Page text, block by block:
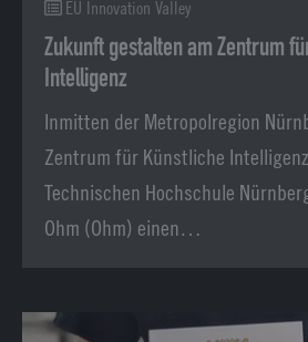
EU Innovation Valley
Zukunft gestalten am Zentrum
Intelligenz
Inmitten der Metropolregion
Zentrum für Künstliche
Technischen Hochschule
Ohm (Ohm) einen…